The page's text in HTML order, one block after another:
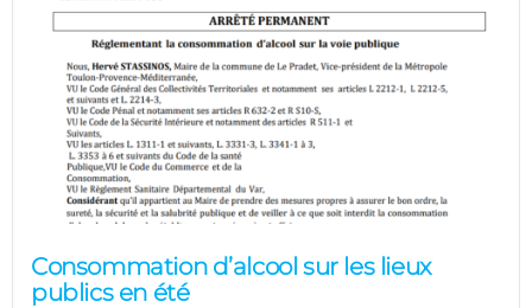
Consommation d’alcool sur les lieux
publics en été